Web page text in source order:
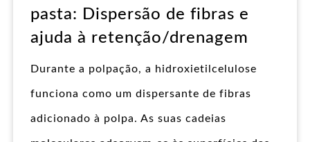
pasta: Dispersão de fibras e
ajuda à retenção/drenagem
Durante a polpação, a hidroxietilcelulose
funciona como um dispersante de fibras
adicionado à polpa. As suas cadeias